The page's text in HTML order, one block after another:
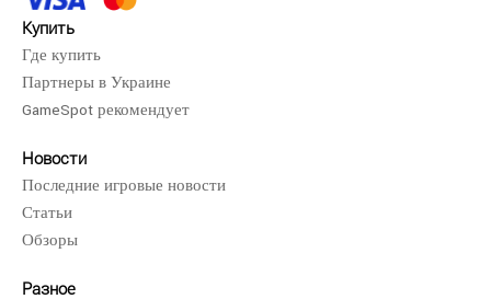
Купить
Где купить
Партнеры в Украине
GameSpot рекомендует
Новости
Последние игровые новости
Статьи
Обзоры
Разное